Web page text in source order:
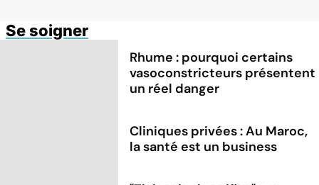
Se soigner
Rhume : pourquoi certains
vasoconstricteurs présentent
un réel danger
Cliniques privées : Au Maroc,
la santé est un business